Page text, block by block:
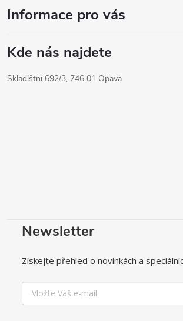
Informace pro vás
Kde nás najdete
Skladištní 692/3, 746 01 Opava
Newsletter
Získejte přehled o novinkách a